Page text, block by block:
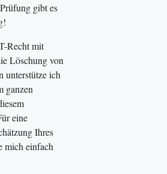
gibt es
Recht mit
Löschung von
unterstütze ich
ganzen
eine
Ihres
mich einfach